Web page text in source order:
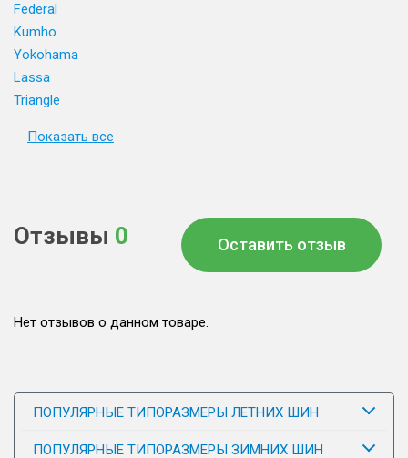
Federal
Kumho
Yokohama
Lassa
Triangle
Показать все
Отзывы 0 Оставить отзыв
Нет отзывов о данном товаре.
ПОПУЛЯРНЫЕ ТИПОРАЗМЕРЫ ЛЕТНИХ ШИН
ПОПУЛЯРНЫЕ ТИПОРАЗМЕРЫ ЗИМНИХ ШИН